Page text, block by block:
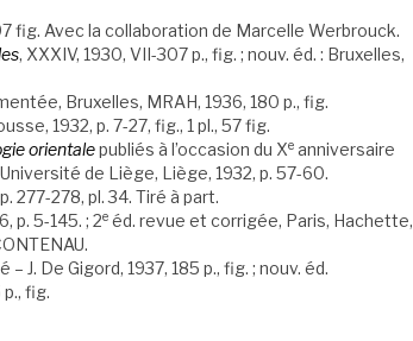
fig. Avec la collaboration de Marcelle Werbrouck.
, XXXIV, 1930, VII-307 p., fig. ; nouv. éd. : Bruxelles,
Bruxelles, MRAH, 1936, 180 p., fig.
1932, p. 7-27, fig., 1 pl., 57 fig.
orientalepubliés à l’occasion du Xeanniversaire
de Liège, Liège, 1932, p. 57-60.
277-278, pl. 34. Tiré à part.
p. 5-145. ; 2eéd. revue et corrigée, Paris, Hachette,
J. De Gigord, 1937, 185 p., fig. ; nouv. éd.
fig.